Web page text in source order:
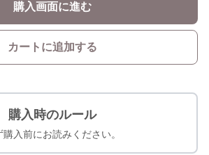
購入画面に進む
カートに追加する
購入時のルール
購入前にお読みください。